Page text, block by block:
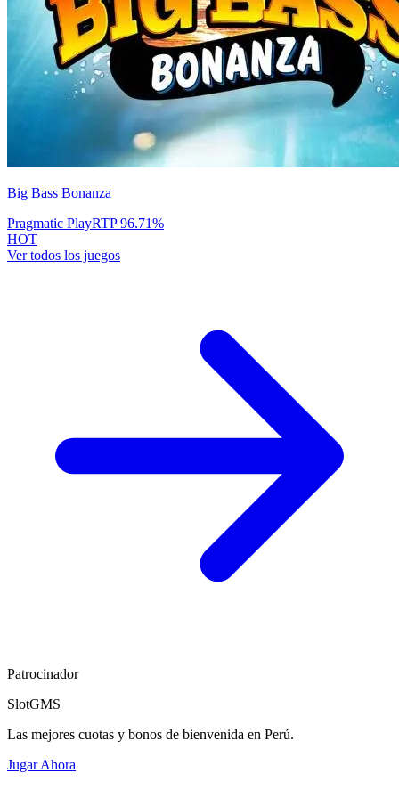
Big Bass Bonanza
Pragmatic PlayRTP96.71%
HOT
Ver todos los juegos
Patrocinador
SlotGMS
Las mejores cuotas y bonos de bienvenida en Perú.
Jugar Ahora